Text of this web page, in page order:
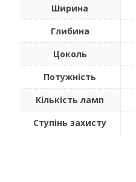
Ширина
Глибина
Цоколь
Потужність
Кількість ламп
Ступінь захисту